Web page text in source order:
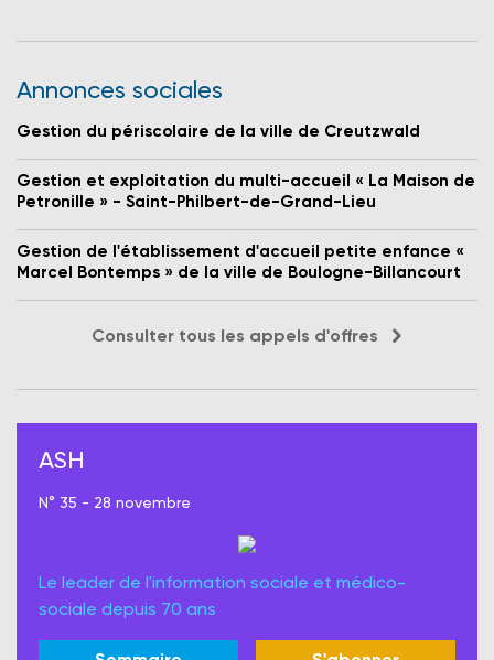
Annonces sociales
Gestion du périscolaire de la ville de Creutzwald
Gestion et exploitation du multi-accueil « La Maison de
Petronille » - Saint-Philbert-de-Grand-Lieu
Gestion de l'établissement d'accueil petite enfance «
Marcel Bontemps » de la ville de Boulogne-Billancourt
Consulter tous les appels d'offres
ASH
N° 35 - 28 novembre
Le leader de l'information sociale et médico-
sociale depuis 70 ans